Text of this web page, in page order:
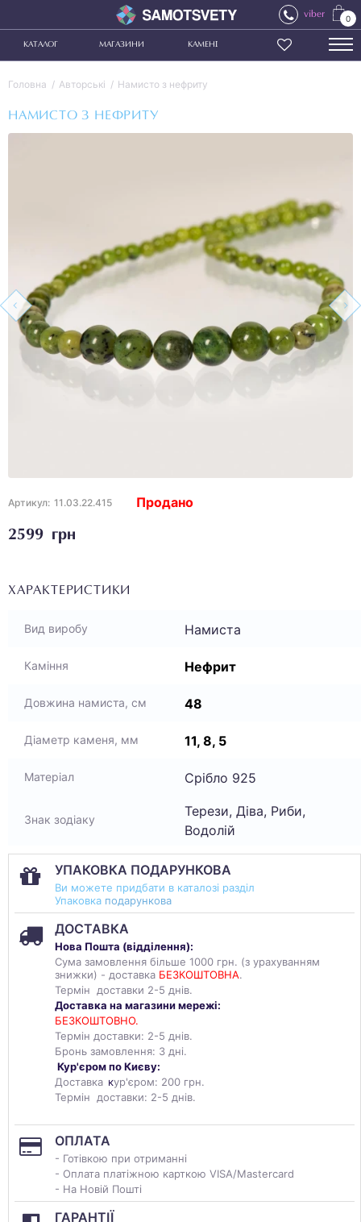
viber 0
КАТАЛОГ МАГАЗИНИ КАМЕНІ
Головна Авторські Намисто з нефриту
НАМИСТО З НЕФРИТУ
Артикул: 11.03.22.415
2599 грн
Продано
ХАРАКТЕРИСТИКИ
Вид виробу Намиста
Каміння Нефрит
Довжина намиста, см 48
Діаметр каменя, мм 11, 8, 5
Матеріал Срібло 925
Знак зодіаку
Терези, Діва, Риби,
Водолій
УПАКОВКА ПОДАРУНКОВА
Ви можете придбати в каталозі разділ
Упаковка подарункова
ДОСТАВКА
Нова Пошта (відділення):
Сума замовлення більше 1000 грн. (з урахуванням
знижки) - доставка БЕЗКОШТОВНА.
Термін доставки 2-5 днів.
Доставка на магазини мережі:
БЕЗКОШТОВНО.
Термін доставки: 2-5 днів.
Бронь замовлення: 3 дні.
Кур'єром по Києву:
Доставка кур'єром: 200 грн.
Термін доставки: 2-5 днів.
ОПЛАТА
- Готівкою при отриманні
- Оплата платіжною карткою VISA/Mastercard
- На Новій Пошті
ГАРАНТІЇ